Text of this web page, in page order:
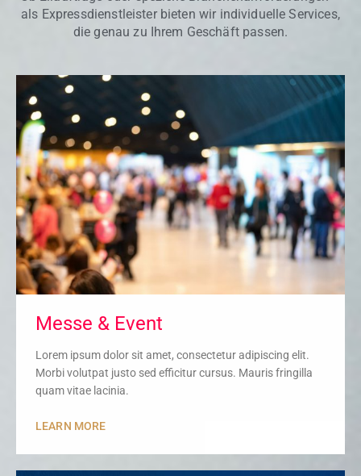
als Expressdienstleister bieten wir individuelle Services,
die genau zu Ihrem Geschäft passen.
Messe & Event
Lorem ipsum dolor sit amet, consectetur adipiscing elit.
Morbi volutpat justo sed efficitur cursus. Mauris fringilla
quam vitae lacinia.
LEARN MORE